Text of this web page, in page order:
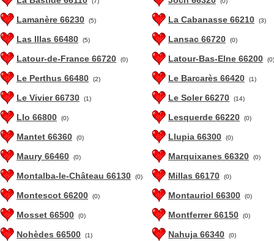
Lamanère 66230 (5)
Las Illas 66480 (5)
Latour-de-France 66720 (0)
Le Perthus 66480 (2)
Le Vivier 66730 (1)
Llo 66800 (0)
Mantet 66360 (0)
Maury 66460 (0)
Montalba-le-Château 66130 (0)
Montescot 66200 (0)
Mosset 66500 (0)
Nohèdes 66500 (1)
La Cabanasse 66210 (3)
Lansac 66720 (0)
Latour-Bas-Elne 66200 (0)
Le Barcarès 66420 (1)
Le Soler 66270 (14)
Lesquerde 66220 (0)
Llupia 66300 (0)
Marquixanes 66320 (0)
Millas 66170 (0)
Montauriol 66300 (0)
Montferrer 66150 (0)
Nahuja 66340 (0)